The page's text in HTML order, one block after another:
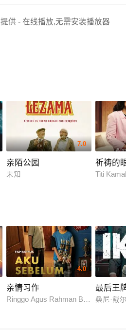
往神奈川叶山的养老院。“在离
去的地方看看”，堇女士淡然请
己跌宕的人生过往。这趟偶然
心灵，也让二人在平凡的日子
情架构上也都有不错的亮点，
适合喜欢剧情类电影的观众观
供 - 在线播放,无需安装播放器
Ioannis Bakogeorgos Eva H.D.
7.0
亲陌公园
未知
祈祷的
Titi
·德莱昂
4.0
亲情习作
Ringgo Agus Rahman Bima Sena
最后王
桑尼·戴